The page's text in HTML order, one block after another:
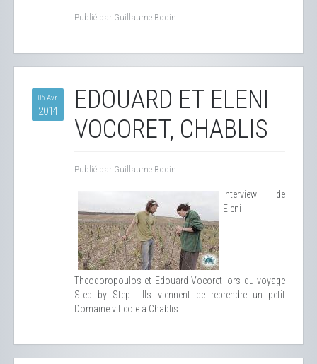
Publié par Guillaume Bodin.
06 Avr
2014
EDOUARD ET ELENI
VOCORET, CHABLIS
Publié par Guillaume Bodin.
Interview de
Eleni
Theodoropoulos et Edouard Vocoret lors du voyage
Step by Step... Ils viennent de reprendre un petit
Domaine viticole à Chablis.